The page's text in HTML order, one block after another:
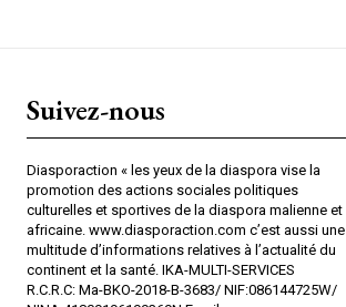
Suivez-nous
Diasporaction « les yeux de la diaspora vise la
promotion des actions sociales politiques
culturelles et sportives de la diaspora malienne et
africaine. www.diasporaction.com c’est aussi une
multitude d’informations relatives à l’actualité du
continent et la santé. IKA-MULTI-SERVICES
R.C.R.C: Ma-BKO-2018-B-3683/ NIF:086144725W/